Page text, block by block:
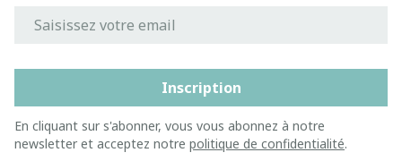
Inscription
En cliquant sur s'abonner, vous vous abonnez à notre
newsletter et acceptez notre politique de confidentialité.